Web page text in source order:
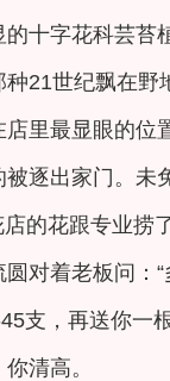
的十字花科芸
21世纪飘在
店里最显眼的
逐出家门。
的花跟专业捞
对着老板问：“
支，再送你一
清高。